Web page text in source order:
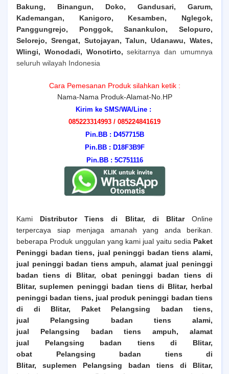
Bakung, Binangun, Doko, Gandusari, Garum,
Kademangan, Kanigoro, Kesamben, Nglegok,
Panggungrejo, Ponggok, Sanankulon, Selopuro,
Selorejo, Srengat, Sutojayan, Talun, Udanawu, Wates,
Wlingi, Wonodadi, Wonotirto, sekitarnya dan umumnya
seluruh wilayah Indonesia
Cara Pemesanan Produk silahkan ketik :
Nama-Nama Produk-Alamat-No.HP
Kirim ke SMS/WA/Line :
085223314993 / 085224841619
Pin.BB : D457715B
Pin.BB : D18F3B9F
Pin.BB : 5C751116
Kami Distributor Tiensdi Blitar, di BlitarOnline
terpercaya siap menjaga amanah yang anda berikan.
beberapa Produk unggulan yang kami jual yaitu sedia Paket
Peninggi badan tiens, jual peninggi badan tiens alami,
jual peninggi badan tiens ampuh, alamat jual peninggi
badan tiensdi Blitar, obat peninggi badan tiens di
Blitar, suplemen peninggi badan tiensdi Blitar, herbal
peninggi badan tiens, jual produk peninggi badan tiens
di di Blitar, Paket Pelangsing badan tiens,
jual Pelangsing badan tiens alami,
jual Pelangsing badan tiens ampuh, alamat
jual Pelangsing badan tiensdi Blitar,
obat Pelangsing badan tiens di
Blitar, suplemen Pelangsing badan tiens di Blitar,